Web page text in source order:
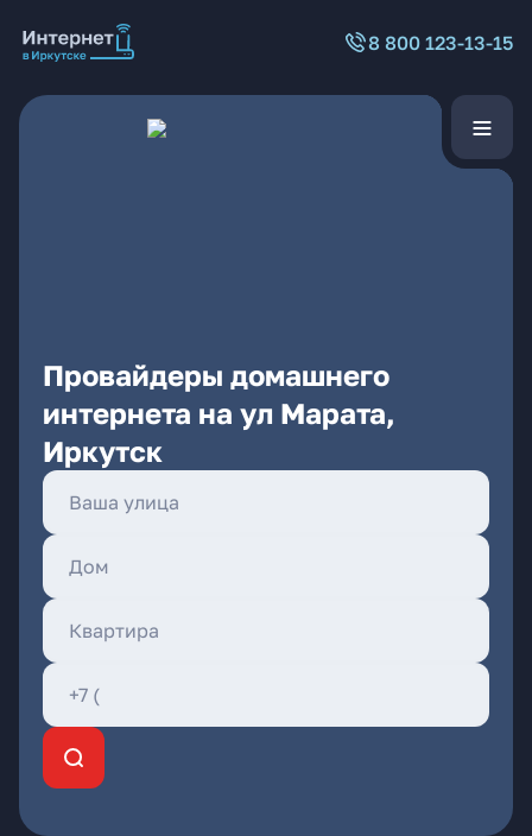
8 800 123-13-15
Провайдеры домашнего
интернета на ул Марата,
Иркутск